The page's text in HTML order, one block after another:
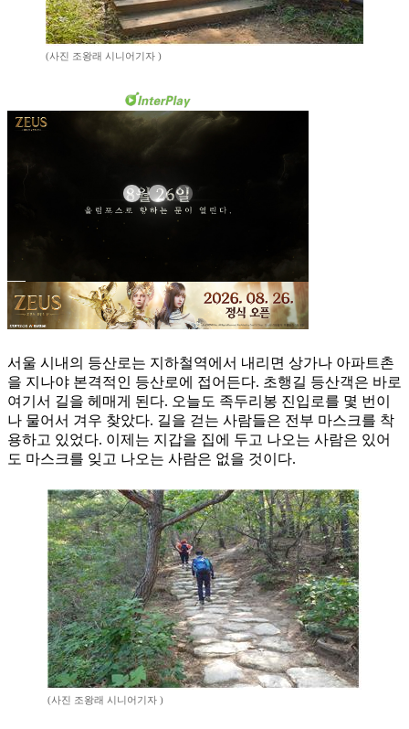
(사진 조왕래 시니어기자 )
서울 시내의 등산로는 지하철역에서 내리면 상가나 아파트촌
을 지나야 본격적인 등산로에 접어든다. 초행길 등산객은 바로
여기서 길을 헤매게 된다. 오늘도 족두리봉 진입로를 몇 번이
나 물어서 겨우 찾았다. 길을 걷는 사람들은 전부 마스크를 착
용하고 있었다. 이제는 지갑을 집에 두고 나오는 사람은 있어
도 마스크를 잊고 나오는 사람은 없을 것이다.
(사진 조왕래 시니어기자 )